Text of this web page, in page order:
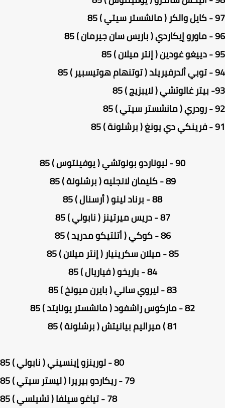
85
85
85
85
90 - ليوناردو بونوتشي ( يوفينتوس ) 85
89 - كليمان لانجليه ( برشلونة ) 85
88 - برناد لينو ( أرسنال ) 85
87 - دريس ميرتينز ( نابولي ) 85
86 - كوكي ( أتلتيكو مدريد ) 85
85 - ميلان سكرينيار ( إنتر ميلان ) 85
84 - باريخو ( فياريال ) 85
83 - ليروي ساني ( بايرن ميونخ ) 85
82 - ماركوس راشفود ( مانشستر يونايتد ) 85
80 - لورينزو إينسيني ( نابولي ) 85
79 - ريكاردو بيريرا ( ليستر سيتي ) 85
78 - تياغو سيلفا ( تشيلسي ) 85